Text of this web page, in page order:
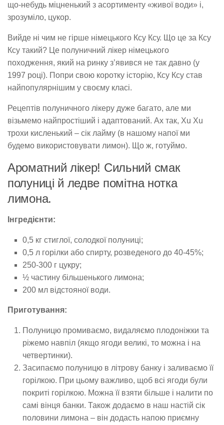
що-небудь міцненький з асортименту «живої води» і,
зрозуміло, цукор.
Вийде ні чим не гірше німецького Ксу Ксу. Що це за Ксу
Ксу такий? Це полуничний лікер німецького
походження, який на ринку з’явився не так давно (у
1997 році). Попри свою коротку історію, Ксу Ксу став
найпопулярнішим у своєму класі.
Рецептів полуничного лікеру дуже багато, але ми
візьмемо найпростіший і адаптований. Ах так, Xu Xu
трохи кисленький – сік лайму (в нашому напої ми
будемо використовувати лимон). Що ж, готуймо.
Ароматний лікер! Сильний смак
полуниці й ледве помітна нотка
лимона.
Інгредієнти:
0,5 кг стиглої, солодкої полуниці;
0,5 л горілки або спирту, розведеного до 40-45%;
250-300 г цукру;
½ частину більшенького лимона;
200 мл відстояної води.
Приготування:
Полуницю промиваємо, видаляємо плодоніжки та
ріжемо навпіл (якщо ягоди великі, то можна і на
четвертинки).
Засипаємо полуницю в літрову банку і заливаємо її
горілкою. При цьому важливо, щоб всі ягоди були
покриті горілкою. Можна її взяти більше і налити по
самі вінця банки. Також додаємо в наш настій сік
половини лимона – він додасть напою приємну